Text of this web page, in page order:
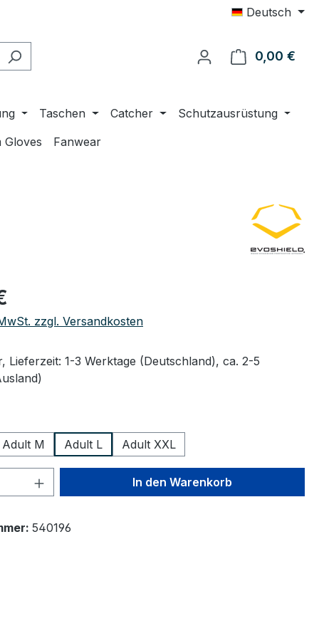
Deutsch
0,00 €
Taschen Catcher
Schutzausrüstung
Gloves Fanwear
zzgl. Versandkosten
Lieferzeit: 1-3 Werktage (Deutschland), ca. 2-5
Adult M Adult L Adult XXL
Anzahl: Gib den gewünschten Wert
In den Warenkorb
540196